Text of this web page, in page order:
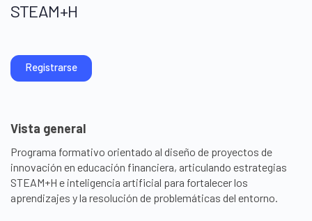
STEAM+H
Registrarse
Vista general
Programa formativo orientado al diseño de proyectos de
innovación en educación financiera, articulando estrategias
STEAM+H e inteligencia artificial para fortalecer los
aprendizajes y la resolución de problemáticas del entorno.